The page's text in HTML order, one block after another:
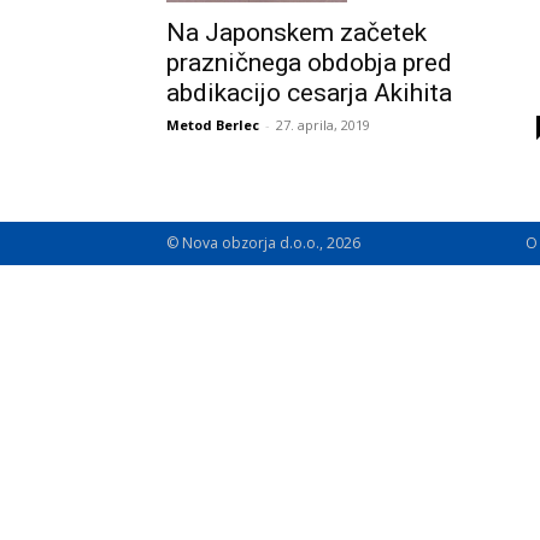
Na Japonskem začetek
prazničnega obdobja pred
abdikacijo cesarja Akihita
Metod Berlec - 27. aprila, 2019
© Nova obzorja d.o.o., 2026